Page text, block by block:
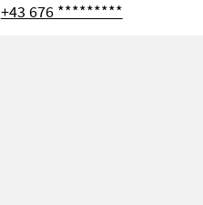
+43 676 *********